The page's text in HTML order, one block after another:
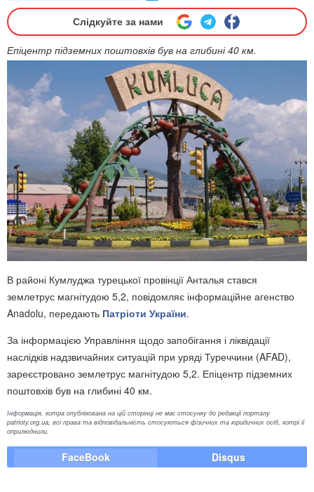
Слідкуйте за нами
Епіцентр підземних поштовхів був на глибині 40 км.
В районі Кумлуджа турецької провінції Анталья стався
землетрус магнітудою 5,2, повідомляє інформаційне агенство
Anadolu, передають Патріоти України.
За інформацією Управління щодо запобігання і ліквідації
наслідків надзвичайних ситуацій при уряді Туреччини (AFAD),
зареєстровано землетрус магнітудою 5,2. Епіцентр підземних
поштовхів був на глибині 40 км.
Інформація, котра опублікована на цій сторінці не має стосунку до редакції порталу
patrioty.org.ua, всі права та відповідальність стосуються фізичних та юридичних осіб, котрі її
оприлюднили.
FaceBook Disqus